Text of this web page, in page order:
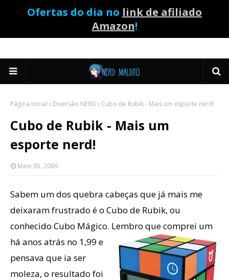
Ofertas do dia no link de afiliado
Amazon!
Página inicial Diversão NERD Cubo de Rubik - Mais um esporte nerd!
Cubo de Rubik - Mais um
esporte nerd!
Maio 05, 2009
Sabem um dos quebra cabeças que já mais me
deixaram frustrado é o Cubo de Rubik, ou
conhecido Cubo Mágico. Lembro que comprei um
há anos atrás no 1,99 e
pensava que ia ser
moleza, o resultado foi